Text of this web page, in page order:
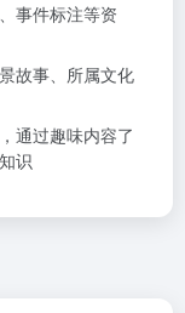
事件标注等资
故事、所属文化
通过趣味内容了
识